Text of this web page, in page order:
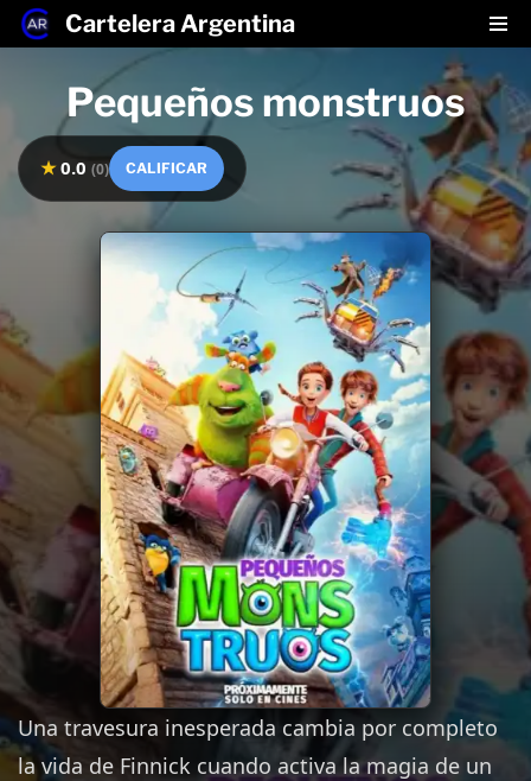
contenido
Cartelera Argentina
Pequeños monstruos
★ 0.0 (0) CALIFICAR
Una travesura inesperada cambia por completo
la vida de Finnick cuando activa la magia de un